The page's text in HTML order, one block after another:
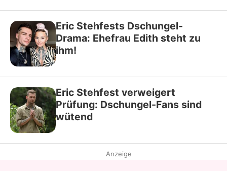
Eric Stehfests Dschungel-
Drama: Ehefrau Edith steht zu
ihm!
Eric Stehfest verweigert
Prüfung: Dschungel-Fans sind
wütend
Anzeige